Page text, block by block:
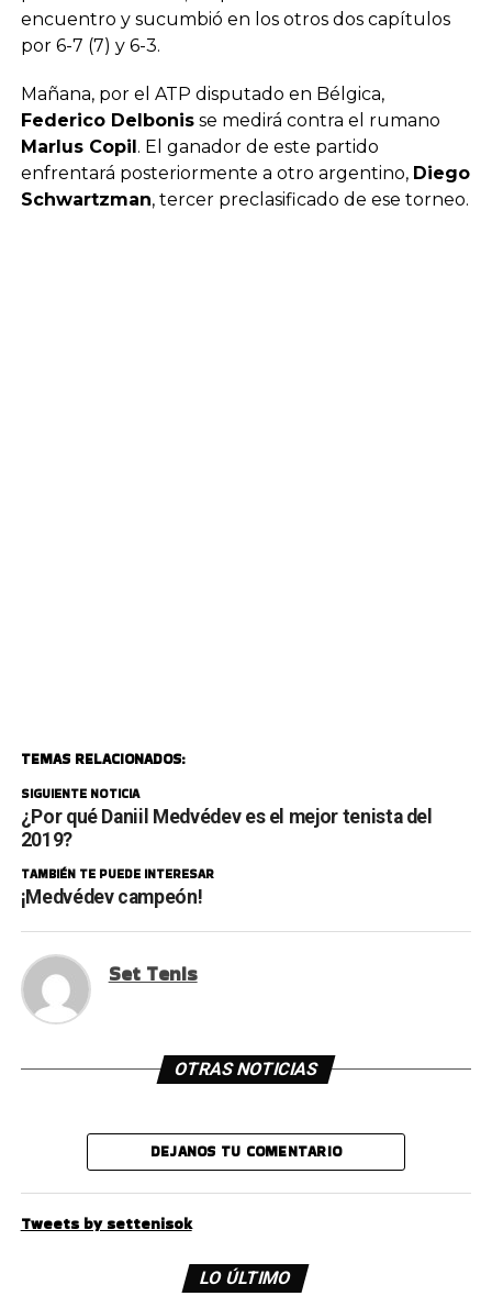
encuentro y sucumbió en los otros dos capítulos
por 6-7 (7) y 6-3.
Mañana, por el ATP disputado en Bélgica,
Federico Delbonisse medirá contra el rumano
Marlus Copil. El ganador de este partido
enfrentará posteriormente a otro argentino, Diego
Schwartzman, tercer preclasificado de ese torneo.
TEMAS RELACIONADOS:
SIGUIENTE NOTICIA
¿Por qué Daniil Medvédev es el mejor tenista del
2019?
TAMBIÉN TE PUEDE INTERESAR
¡Medvédev campeón!
Set Tenis
OTRAS NOTICIAS
DEJANOS TU COMENTARIO
Tweets by settenisok
LO ÚLTIMO